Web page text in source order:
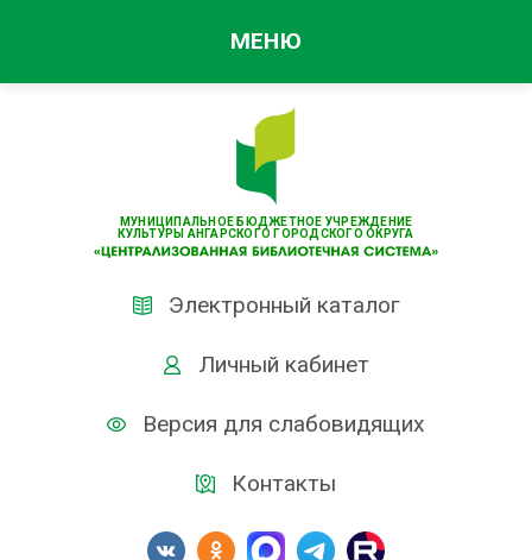
МУНИЦИПАЛЬНОЕ БЮДЖЕТНОЕ УЧРЕЖДЕНИЕ
КУЛЬТУРЫ АНГАРСКОГО ГОРОДСКОГО ОКРУГА
Электронный каталог
Личный кабинет
Версия для слабовидящих
Контакты
МЕНЮ